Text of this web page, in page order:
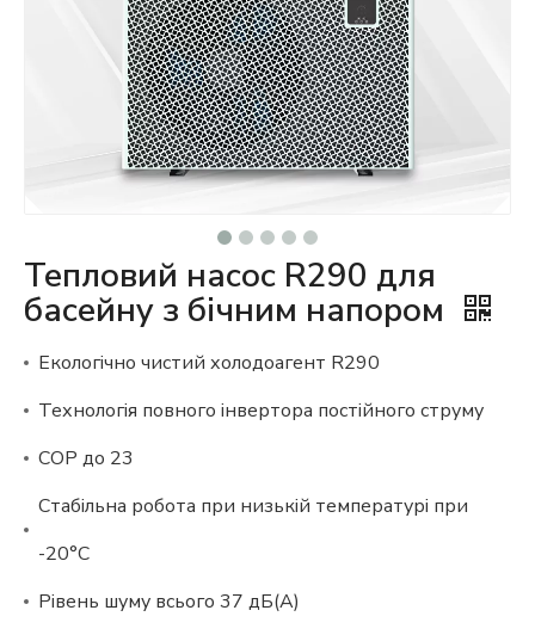
Тепловий насос R290 для
басейну з бічним напором
Екологічно чистий холодоагент R290
Технологія повного інвертора постійного струму
COP до 23
Стабільна робота при низькій температурі при
-20°C
Рівень шуму всього 37 дБ(А)